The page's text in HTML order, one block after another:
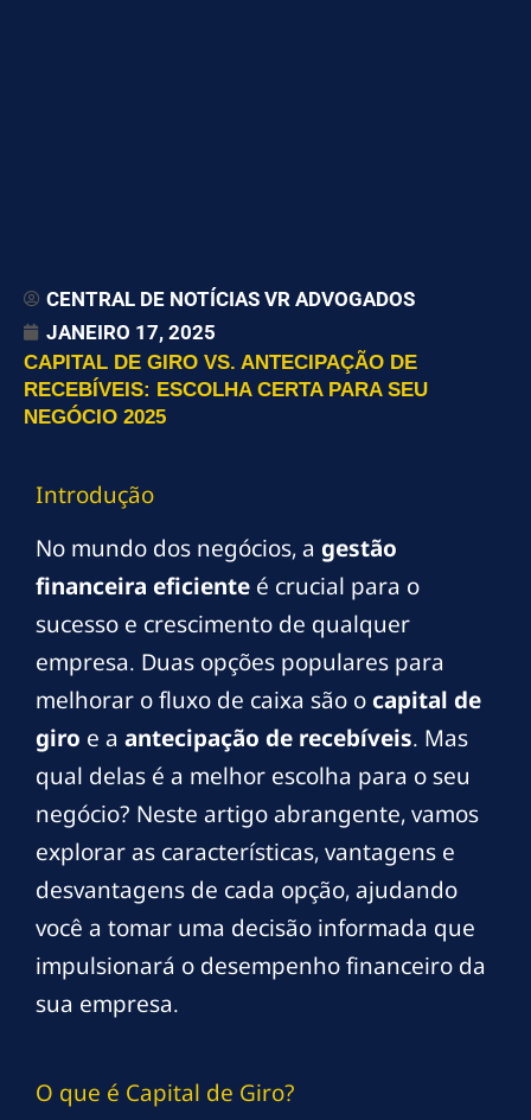
CENTRAL DE NOTÍCIAS VR ADVOGADOS
JANEIRO 17, 2025
CAPITAL DE GIRO VS. ANTECIPAÇÃO DE
RECEBÍVEIS: ESCOLHA CERTA PARA SEU
NEGÓCIO 2025
Introdução
No mundo dos negócios, a gestão
financeira eficiente é crucial para o
sucesso e crescimento de qualquer
empresa. Duas opções populares para
melhorar o fluxo de caixa são o capital de
giro e a antecipação de recebíveis. Mas
qual delas é a melhor escolha para o seu
negócio? Neste artigo abrangente, vamos
explorar as características, vantagens e
desvantagens de cada opção, ajudando
você a tomar uma decisão informada que
impulsionará o desempenho financeiro da
sua empresa.
O que é Capital de Giro?